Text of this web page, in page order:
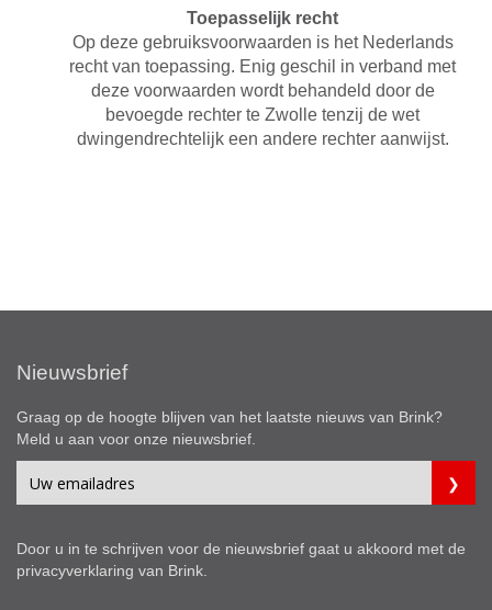
Toepasselijk recht
Op deze gebruiksvoorwaarden is het Nederlands
recht van toepassing. Enig geschil in verband met
deze voorwaarden wordt behandeld door de
bevoegde rechter te Zwolle tenzij de wet
dwingendrechtelijk een andere rechter aanwijst.
Nieuwsbrief
Graag op de hoogte blijven van het laatste nieuws van Brink?
Meld u aan voor onze nieuwsbrief.
Door u in te schrijven voor de nieuwsbrief gaat u akkoord met de
privacyverklaring van Brink.